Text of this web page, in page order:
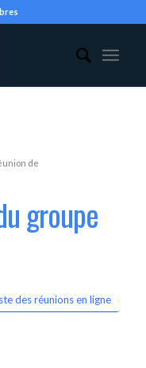
de
groupe
des réunions en ligne